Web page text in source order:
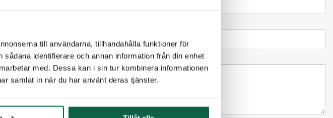
till användarna, tillhandahålla funktioner för
identifierare och annan information från din enhet
med. Dessa kan i sin tur kombinera informationen
samlat in när du har använt deras tjänster.
Meddelande till kundtjänst